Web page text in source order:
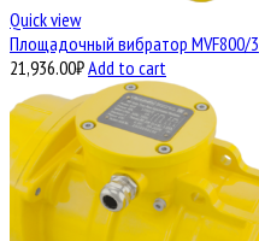
Quick view
Площадочный вибратор MVF800/3
21,936.00₽Add to cart